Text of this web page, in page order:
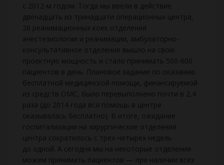
с 2012-м годом. Тогда мы ввели в действие
двенадцать из тринадцати операционных центра,
26 реанимационных коек отделения
анестезиологии и реанимации, амбулаторно-
консультативное отделение вышло на свою
проектную мощность и стало принимать 500-600
пациентов в день. Плановое задание по оказанию
бесплатной медицинской помощи, финансируемой
из средств ОМС, было перевыполнено почти в 2,4
раза (до 2014 года вся помощь в центре
оказывалась бесплатно). В итоге, ожидание
госпитализации на хирургические отделения
центра сократилось с трех-четырех недель
до одной. А сегодня мы на некоторые отделения
можем принимать пациентов — при наличии всех